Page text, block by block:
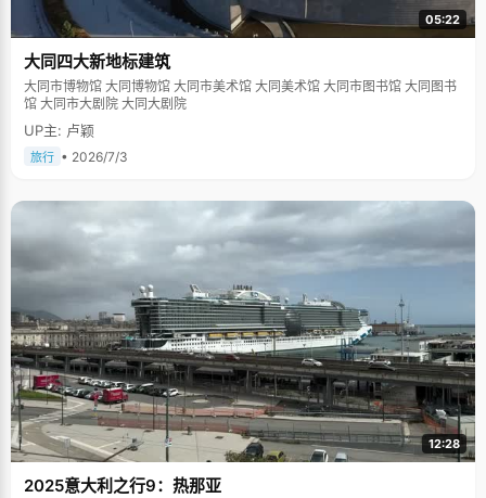
05:22
大同四大新地标建筑
大同市博物馆 大同博物馆 大同市美术馆 大同美术馆 大同市图书馆 大同图书
馆 大同市大剧院 大同大剧院
UP主: 卢颖
旅行 • 2026/7/3
12:28
2025意大利之行9：热那亚